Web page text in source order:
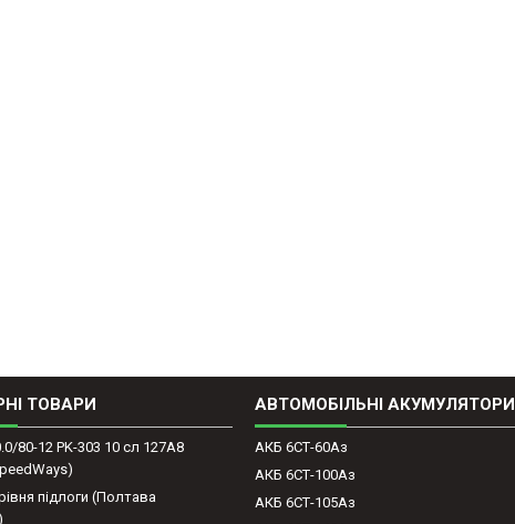
ТОВАРИ
80-12 PK-303 10 сл 127A8
підлоги (Полтава
АВТОМОБІЛЬНІ АКУМУЛЯТОРИ
АКБ 6СТ-60Аз
АКБ 6СТ-100Аз
АКБ 6СТ-105Аз